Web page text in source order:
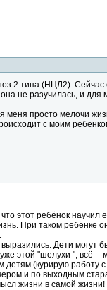
2 типа (НЦЛ2). Сейчас
не разучилась, и для
меня просто мелочи
с моим
этот ребёнок научил
При таком ребёнке
Дети могут
этой "шелухи ", всё --
детям (курирую работу
и по выходным
жизни в самой жизни!